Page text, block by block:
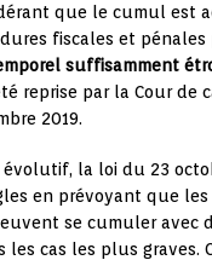
que le cumul est
fiscales et
suffisamment
reprise par la Cour de
2019.
évolutif, la loi du 23
en prévoyant que les
se cumuler avec
les cas les plus graves.